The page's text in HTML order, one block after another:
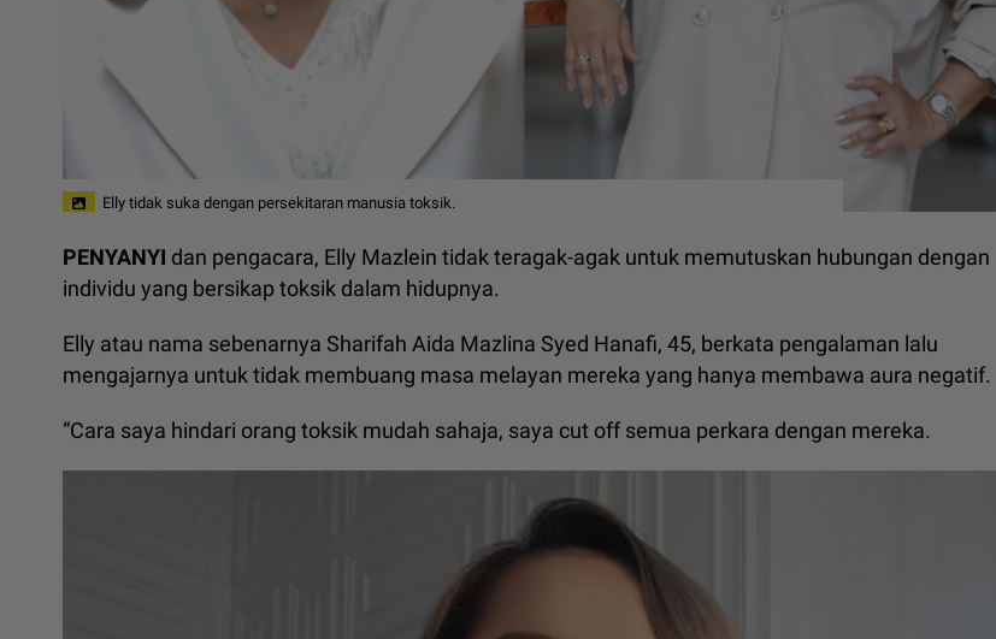
Elly tidak suka dengan persekitaran manusia toksik.
PENYANYI dan pengacara, Elly Mazlein tidak teragak-agak untuk memutuskan hubungan dengan
individu yang bersikap toksik dalam hidupnya.
Elly atau nama sebenarnya Sharifah Aida Mazlina Syed Hanafi, 45, berkata pengalaman lalu
mengajarnya untuk tidak membuang masa melayan mereka yang hanya membawa aura negatif.
“Cara saya hindari orang toksik mudah sahaja, saya cut off semua perkara dengan mereka.